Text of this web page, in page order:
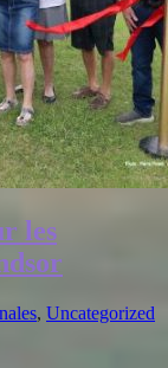
les
, Uncategorized